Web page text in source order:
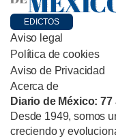
EDICTOS
Aviso legal
Política de cookies
Aviso de Privacidad
Acerca de
Diario de México:
Desde 1949, somos
creciendo y